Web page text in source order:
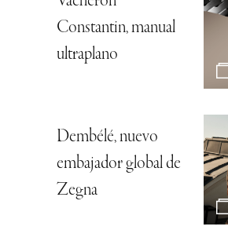
Constantin, manual
ultraplano
Dembélé, nuevo
embajador global de
Zegna